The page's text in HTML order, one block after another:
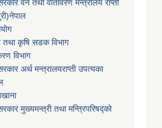
वन तथा वातावरण मन्त्रालय राप्ती
तथा कृषि सडक विभाग
विभाग
अर्थ मन्त्रालयराप्ती उपत्यका
मुख्यमन्त्री तथा मन्त्रिपरिषद्को